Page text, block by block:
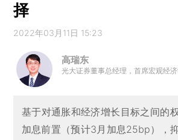
择
2022年03月11日 15:23
高瑞东
光大证券董事总经理，首席宏观经济
基于对通胀和经济增长目标之间的
加息前置（预计3月加息25bp），